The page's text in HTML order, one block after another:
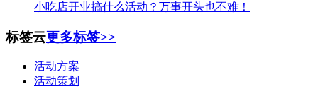
小吃店开业搞什么活动？万事开头也不难！
标签云更多标签>>
活动方案
活动策划